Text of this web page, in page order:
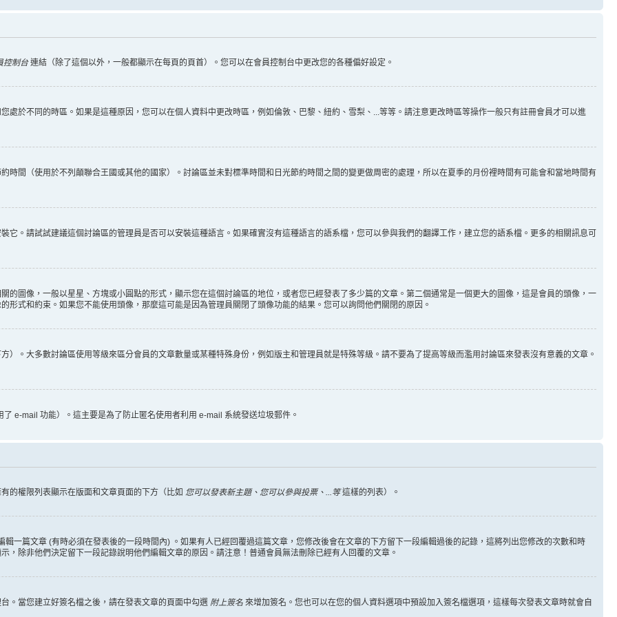
控制台連結（除了這個以外，一般都顯示在每頁的頁首）。您可以在會員控制台中更改您的各種偏好設定。
處於不同的時區。如果是這種原因，您可以在個人資料中更改時區，例如倫敦、巴黎、紐約、雪梨、...等等。請注意更改時區等操作一般只有註冊會員才可以進
時間（使用於不列顛聯合王國或其他的國家）。討論區並未對標準時間和日光節約時間之間的變更做周密的處理，所以在夏季的月份裡時間有可能會和當地時間有
它。請試試建議這個討論區的管理員是否可以安裝這種語言。如果確實沒有這種語言的語系檔，您可以參與我們的翻譯工作，建立您的語系檔。更多的相關訊息可
的圖像，一般以星星、方塊或小圓點的形式，顯示您在這個討論區的地位，或者您已經發表了多少篇的文章。第二個通常是一個更大的圖像，這是會員的頭像，一
式和約束。如果您不能使用頭像，那麼這可能是因為管理員關閉了頭像功能的結果。您可以詢問他們關閉的原因。
）。大多數討論區使用等級來區分會員的文章數量或某種特殊身份，例如版主和管理員就是特殊等級。請不要為了提高等級而濫用討論區來發表沒有意義的文章。
e-mail 功能）。這主要是為了防止匿名使用者利用 e-mail 系統發送垃圾郵件。
的權限列表顯示在版面和文章頁面的下方（比如 您可以發表新主題、您可以參與投票、...等這樣的列表）。
輯一篇文章 (有時必須在發表後的一段時間內) 。如果有人已經回覆過這篇文章，您修改後會在文章的下方留下一段編輯過後的記錄，這將列出您修改的次數和時
除非他們決定留下一段記錄說明他們編輯文章的原因。請注意！普通會員無法刪除已經有人回覆的文章。
。當您建立好簽名檔之後，請在發表文章的頁面中勾選 附上簽名 來增加簽名。您也可以在您的個人資料選項中預設加入簽名檔選項，這樣每次發表文章時就會自